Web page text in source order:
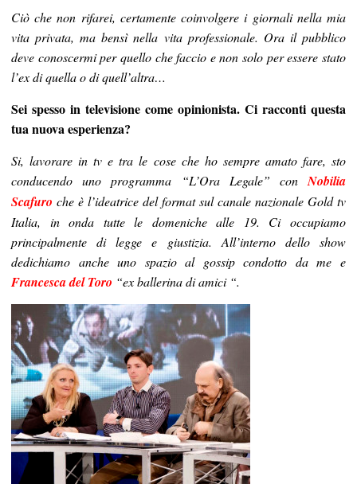
Ciò che non rifarei, certamente coinvolgere i giornali nella mia
vita privata, ma bensì nella vita professionale. Ora il pubblico
deve conoscermi per quello che faccio e non solo per essere stato
l’ex di quella o di quell’altra…
Sei spesso in televisione come opinionista. Ci racconti questa
tua nuova esperienza?
Si, lavorare in tv e tra le cose che ho sempre amato fare, sto
conducendo uno programma “L’Ora Legale” conNobilia
Scafuro che è l’ideatrice del format sul canale nazionale Gold tv
Italia, in onda tutte le domeniche alle 19. Ci occupiamo
principalmente di legge e giustizia. All’interno dello show
dedichiamo anche uno spazio al gossip condotto da me e
Francesca del Toro “ex ballerina di amici “.